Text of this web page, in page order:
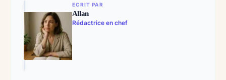
ECRIT PAR
Allan
Rédactrice en chef